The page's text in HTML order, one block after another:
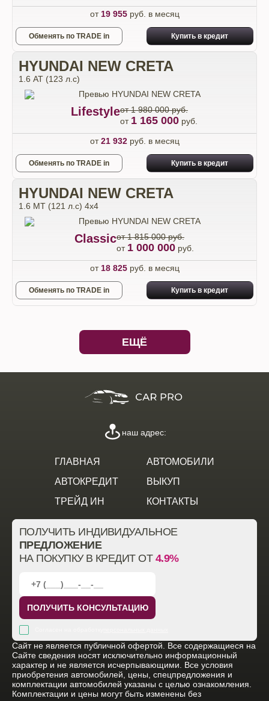
от 19 955руб. в месяц
Обменять по TRADE in Купить в кредит
HYUNDAI NEW CRETA
1.6 АТ (123 л.с)
Lifestyleот 1 980 000 руб.
от 1 165 000 руб.
от21 932руб. в месяц
Обменять по TRADE in Купить в кредит
HYUNDAI NEW CRETA
1.6 МТ (121 л.с) 4х4
Classicот 1 815 000 руб.
от 1 000 000 руб.
от 18 825руб. в месяц
Обменять по TRADE in Купить в кредит
ЕЩЁ
ГЛАВНАЯ
АВТОМОБИЛИ
АВТОКРЕДИТ
ВЫКУП
ТРЕЙД ИН
КОНТАКТЫ
наш адрес:
ПОЛУЧИТЬ ИНДИВИДУАЛЬНОЕ
ПРЕДЛОЖЕНИЕ
НА ПОКУПКУ В КРЕДИТ ОТ 4.9%
ПОЛУЧИТЬ КОНСУЛЬТАЦИЮ
Cайт не является публичной офертой. Все содержащиеся на
Сайте сведения носят исключительно информационный
характер и не является исчерпывающими. Все условия
приобретения автомобилей, цены, спецпредложения и
комплектации автомобилей указаны с целью ознакомления.
Комплектации и цены могут быть изменены без